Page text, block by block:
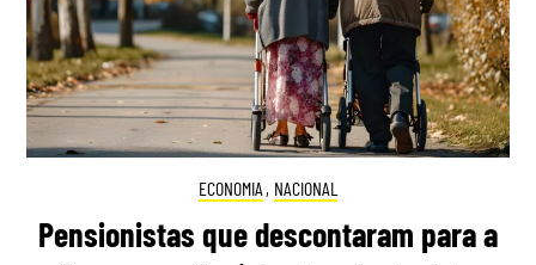
ECONOMIA , NACIONAL
Pensionistas que descontaram para a